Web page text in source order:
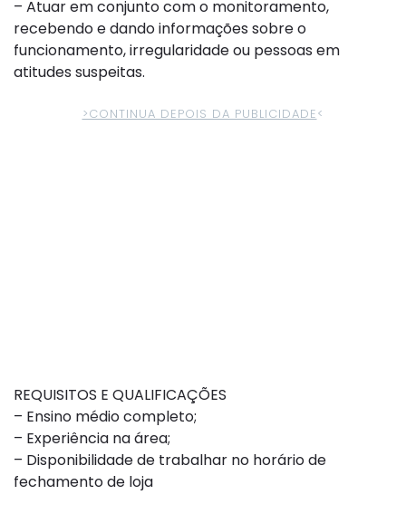
– Atuar em conjunto com o monitoramento,
recebendo e dando informações sobre o
funcionamento, irregularidade ou pessoas em
atitudes suspeitas.
>CONTINUA DEPOIS DA PUBLICIDADE<
REQUISITOS E QUALIFICAÇÕES
– Ensino médio completo;
– Experiência na área;
– Disponibilidade de trabalhar no horário de
fechamento de loja